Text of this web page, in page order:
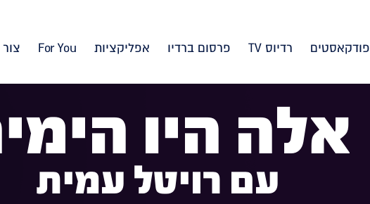
פודקאסטים רדיוס TV פרסום ברדיו אפליקציות For You
אלה היו
עם רויטל עמית